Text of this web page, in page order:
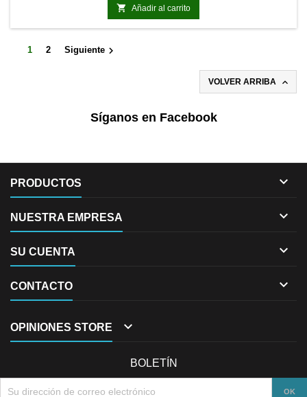
 Añadir al carrito
1 2 Siguiente 
VOLVER ARRIBA 
Síganos en Facebook
PRODUCTOS 
NUESTRA EMPRESA 
SU CUENTA 
CONTACTO 
OPINIONES STORE 
BOLETÍN